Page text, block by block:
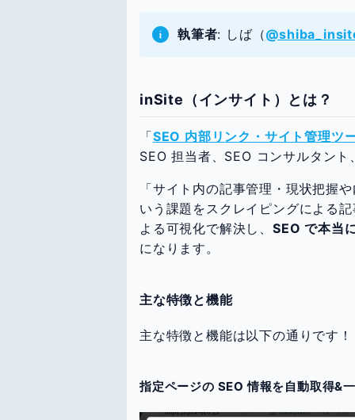
執筆者: しば（
inSite（インサイト）とは？
「SEO 内部リンク・サイト管理ツ
SEO 担当者、SEO コンサルタン
「サイト内の記事管理・現状把握
いう課題をスクレイピングによる
よる可視化で解決し、 SEO で本当
になります。
主な特徴と機能
主な特徴と機能は以下の通りです！
指定ページの SEO 情報を自動取得&